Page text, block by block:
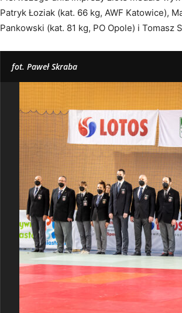
Patryk Łoziak (kat. 66 kg, AWF Katowice),
Pankowski (kat. 81 kg, PO Opole) i Tomasz
fot. Paweł Skraba